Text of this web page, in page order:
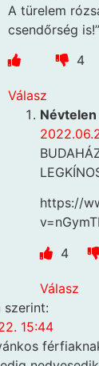
A türelem
csendőrség is!”
4
Válasz
Névtelen
https://
4
Válasz
szerint:
15:44